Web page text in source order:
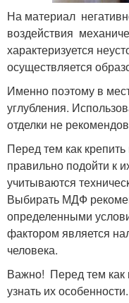
На материал
воздействия
характеризуется
осуществляется
Именно поэтому в
углубления.
отделки не
Перед тем как
правильно подойти к
учитываются
Выбирать МДФ
определенными
фактором является
человека.
Важно! Перед тем как
узнать их